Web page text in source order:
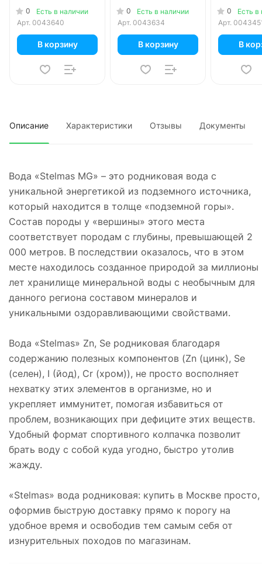
литр, газ, пэт, 6 шт.
в уп.
0
Есть в наличии
Арт. 0043640
В корзину
шт. в уп.
0
Есть в наличии
Арт. 0043634
В корзину
пэт, 6 шт.
0
Есть в
Арт.
В
Описание Характеристики Отзывы Документы
Вода «Stelmas MG» – это родниковая вода с
уникальной энергетикой из подземного источника,
который находится в толще «подземной горы».
Состав породы у «вершины» этого места
соответствует породам с глубины, превышающей 2
000 метров. В последствии оказалось, что в этом
месте находилось созданное природой за миллионы
лет хранилище минеральной воды с необычным для
данного региона составом минералов и
уникальными оздоравливающими свойствами.
Вода «Stelmas» Zn, Se родниковая благодаря
содержанию полезных компонентов (Zn (цинк), Se
(селен), I (йод), Cr (хром)), не просто восполняет
нехватку этих элементов в организме, но и
укрепляет иммунитет, помогая избавиться от
проблем, возникающих при дефиците этих веществ.
Удобный формат спортивного колпачка позволит
брать воду с собой куда угодно, быстро утолив
жажду.
«Stelmas» вода родниковая: купить в Москве просто,
оформив быструю доставку прямо к порогу на
удобное время и освободив тем самым себя от
изнурительных походов по магазинам.